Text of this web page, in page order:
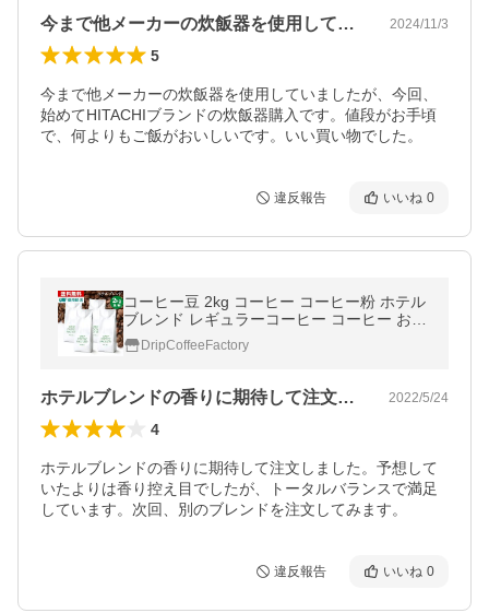
今まで他メーカーの炊飯器を使用していま… 2024/11/3
5
今まで他メーカーの炊飯器を使用していましたが、今回、
始めてHITACHIブランドの炊飯器購入です。値段がお手頃
で、何よりもご飯がおいしいです。いい買い物でした。
違反報告 いいね 0
コーヒー豆 2kg コーヒー コーヒー粉 ホテル
ブレンド レギュラーコーヒー コーヒー お試
しセット 珈琲 500g×4袋 送料無料
DripCoffeeFactory
ホテルブレンドの香りに期待して注文しま… 2022/5/24
4
ホテルブレンドの香りに期待して注文しました。予想して
いたよりは香り控え目でしたが、トータルバランスで満足
しています。次回、別のブレンドを注文してみます。
違反報告 いいね 0